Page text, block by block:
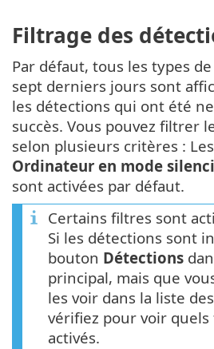
Filtrage des
Par défaut, tous les types
sept derniers jours sont
les détections qui ont été
succès. Vous pouvez filtrer
selon plusieurs critères :
Ordinateur en mode
sont activées par défaut.
Certains filtres sont
Si les détections sont
bouton Détections
principal, mais que
les voir dans la liste
vérifiez pour voir
activés.